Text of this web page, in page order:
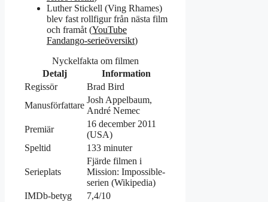
Luther Stickell (Ving Rhames)
blev fast rollfigur från nästa film
och framåt (YouTube
Fandango-serieöversikt)
Nyckelfakta om filmen
Detalj
Information
Regissör
Brad Bird
Manusförfattare
Josh Appelbaum,
André Nemec
Premiär
16 december 2011
(USA)
Speltid
133 minuter
Serieplats
Fjärde filmen i
Mission: Impossible-
serien (Wikipedia)
IMDb-betyg
7,4/10